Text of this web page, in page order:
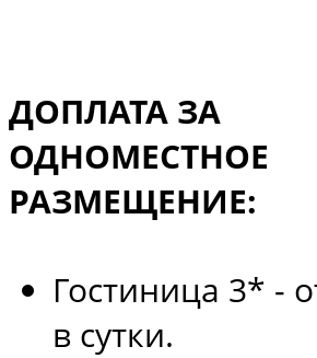
ДОПЛАТА ЗА
ОДНОМЕСТНОЕ
РАЗМЕЩЕНИЕ:
Гостиница 3* -
в сутки.